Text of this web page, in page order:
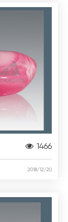
1466
2018/12/20